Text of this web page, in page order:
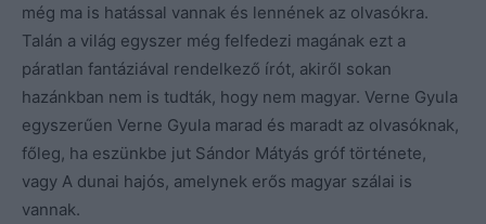
még ma is hatással vannak és lennének az olvasókra.
Talán a világ egyszer még felfedezi magának ezt a
páratlan fantáziával rendelkező írót, akiről sokan
hazánkban nem is tudták, hogy nem magyar. Verne Gyula
egyszerűen Verne Gyula marad és maradt az olvasóknak,
főleg, ha eszünkbe jut Sándor Mátyás gróf története,
vagy A dunai hajós, amelynek erős magyar szálai is
vannak.